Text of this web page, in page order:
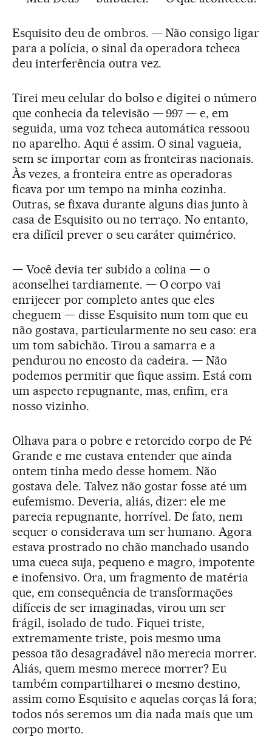
Esquisito deu de ombros. — Não consigo ligar
para a polícia, o sinal da operadora tcheca
deu interferência outra vez.
Tirei meu celular do bolso e digitei o número
que conhecia da televisão — 997 — e, em
seguida, uma voz tcheca automática ressoou
no aparelho. Aqui é assim. O sinal vagueia,
sem se importar com as fronteiras nacionais.
Às vezes, a fronteira entre as operadoras
ficava por um tempo na minha cozinha.
Outras, se fixava durante alguns dias junto à
casa de Esquisito ou no terraço. No entanto,
era difícil prever o seu caráter quimérico.
— Você devia ter subido a colina — o
aconselhei tardiamente. — O corpo vai
enrijecer por completo antes que eles
cheguem — disse Esquisito num tom que eu
não gostava, particularmente no seu caso: era
um tom sabichão. Tirou a samarra e a
pendurou no encosto da cadeira. — Não
podemos permitir que fique assim. Está com
um aspecto repugnante, mas, enfim, era
nosso vizinho.
Olhava para o pobre e retorcido corpo de Pé
Grande e me custava entender que ainda
ontem tinha medo desse homem. Não
gostava dele. Talvez não gostar fosse até um
eufemismo. Deveria, aliás, dizer: ele me
parecia repugnante, horrível. De fato, nem
sequer o considerava um ser humano. Agora
estava prostrado no chão manchado usando
uma cueca suja, pequeno e magro, impotente
e inofensivo. Ora, um fragmento de matéria
que, em consequência de transformações
difíceis de ser imaginadas, virou um ser
frágil, isolado de tudo. Fiquei triste,
extremamente triste, pois mesmo uma
pessoa tão desagradável não merecia morrer.
Aliás, quem mesmo merece morrer? Eu
também compartilharei o mesmo destino,
assim como Esquisito e aquelas corças lá fora;
todos nós seremos um dia nada mais que um
corpo morto.